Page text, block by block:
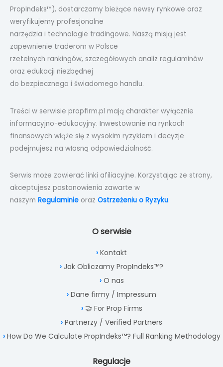
PropIndeks™), dostarczamy bieżące newsy rynkowe oraz
weryfikujemy profesjonalne
narzędzia i technologie tradingowe. Naszą misją jest
zapewnienie traderom w Polsce
rzetelnych rankingów, szczegółowych analiz regulaminów
oraz edukacji niezbędnej
do bezpiecznego i świadomego handlu.
Treści w serwisie propfirm.pl mają charakter wyłącznie
informacyjno-edukacyjny. Inwestowanie na rynkach
finansowych wiąże się z wysokim ryzykiem i decyzje
podejmujesz na własną odpowiedzialność.
Serwis może zawierać linki afiliacyjne. Korzystając ze strony,
akceptujesz postanowienia zawarte w
naszym Regulaminie oraz Ostrzeżeniu o Ryzyku.
O serwisie
Kontakt
Jak Obliczamy PropIndeks™?
O nas
Dane firmy / Impressum
🤝 For Prop Firms
Partnerzy / Verified Partners
How Do We Calculate PropIndeks™? Full Ranking Methodology
Regulacje